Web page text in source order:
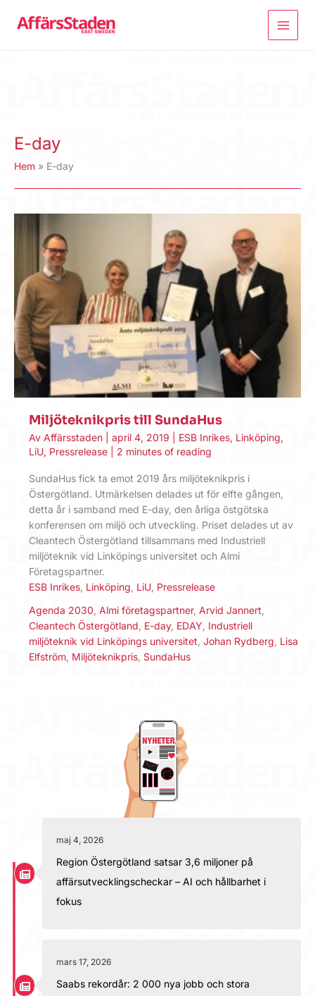
E-day
Hem E-day
Miljöteknikpris till SundaHus
Av Affärsstaden april 4, 2019 ESB Inrikes, Linköping,
LiU, Pressrelease 2 minutes of reading
SundaHus fick ta emot 2019 års miljöteknikpris i
Östergötland. Utmärkelsen delades ut för elfte gången,
detta år i samband med E-day, den årliga östgötska
konferensen om miljö och utveckling. Priset delades ut av
Cleantech Östergötland tillsammans med Industriell
miljöteknik vid Linköpings universitet och Almi
Företagspartner.
ESB Inrikes Linköping LiU Pressrelease
Agenda 2030 Almi företagspartner, Arvid Jannert
Cleantech Östergötland E-day, EDAY Industriell
miljöteknik vid Linköpings universitet Johan Rydberg Lisa
Elfström Miljöteknikpris SundaHus
maj 4, 2026
Region Östergötland satsar 3,6 miljoner på
affärsutvecklingscheckar – AI och hållbarhet i
fokus
mars 17, 2026
Saabs rekordår: 2 000 nya jobb och stora